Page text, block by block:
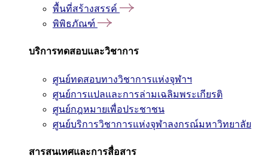
พื้นที่สร้างสรรค์
พิพิธภัณฑ์
บริการทดสอบและวิชาการ
ศูนย์ทดสอบทางวิชาการแห่งจุฬาฯ
ศูนย์การแปลและการล่ามเฉลิมพระเกียรติ
ศูนย์กฎหมายเพื่อประชาชน
ศูนย์บริการวิชาการแห่งจุฬาลงกรณ์มหาวิทยาลัย
สารสนเทศและการสื่อสาร